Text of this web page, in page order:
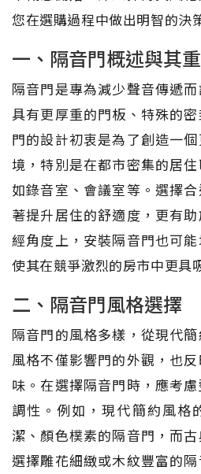
您在選購過程中做出明智的決
一、隔音門概述與其
隔音門是專為減少聲音傳遞
具有更厚重的門板、特殊的
門的設計初衷是為了創造一
境，特別是在都市密集的居
如錄音室、會議室等。選擇
著提升居住的舒適度，更有
經角度上，安裝隔音門也可
使其在競爭激烈的房市中更具
二、隔音門風格選擇
隔音門的風格多樣，從現代
風格不僅影響門的外觀，也
味。在選擇隔音門時，應考
調性。例如，現代簡約風格
潔、顏色樸素的隔音門，而
選擇雕花細緻或木紋豐富的